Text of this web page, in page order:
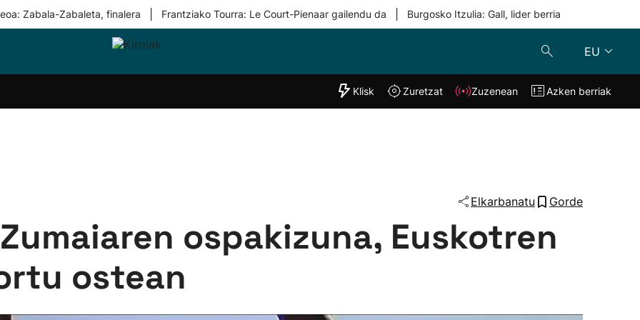
Zabala-Zabaleta, finalera Frantziako Tourra: Le Court-Pienaar gailendu da Burgosko Itzulia: Gall, lider berria
EU
Taldeak
"Helmuga"
Klisk Zuzenean
Klisk Zuretzat Zuzenean Azken berriak
Elkarbanatu Gorde
ospakizuna, Euskotren
ostean